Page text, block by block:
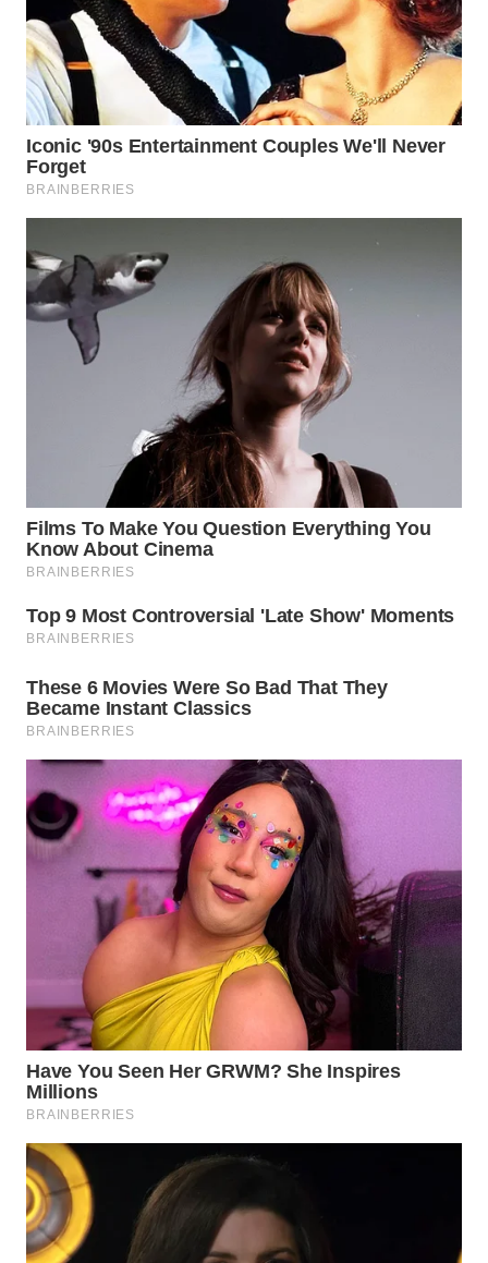
WN
LANGKAT
WN
TAPANULI
SELATAN
WN
LESUNG
WN
KARO
LABUHANBATU
WN
TAPANULI
TENGAH
SERDANG
TEBING
TINGGI
WN
PAKPAK
KARAWANG
WN
BEKASI
WN
BOGOR
WN
DEPOK
WN